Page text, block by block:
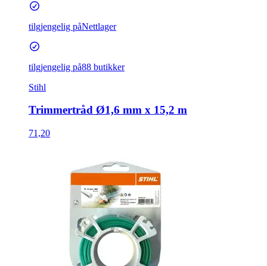
tilgjengelig påNettlager
tilgjengelig på88 butikker
Stihl
Trimmertråd Ø1,6 mm x 15,2 m
71,20